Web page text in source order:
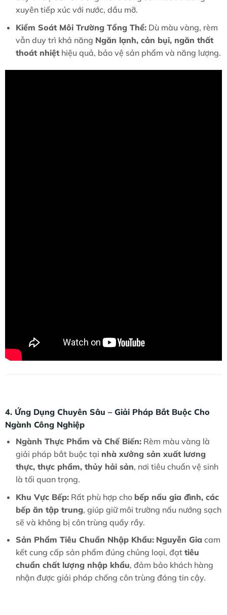
xuyên tiếp xúc với nước, dầu mỡ.
Kiểm Soát Môi Trường Tổng Thể:Dù màu vàng, rèm
vẫn duy trì khả năng Ngăn lạnh, cản bụi, ngăn thất
thoát nhiệthiệu quả, bảo vệ sản phẩm và năng lượng.
4. Ứng Dụng Chuyên Sâu – Giải Pháp Bắt Buộc Cho
Ngành Công Nghiệp
Ngành Thực Phẩm và Chế Biến:Rèm màu vàng là
giải pháp bắt buộc tại nhà xưởng sản xuất lương
thực, thực phẩm, thủy hải sản, nơi tiêu chuẩn vệ sinh
là tối quan trọng.
Khu Vực Bếp:Rất phù hợp cho bếp nấu gia đình, các
bếp ăn tập trung, giúp giữ môi trường nấu nướng sạch
sẽ và không bị côn trùng quấy rầy.
Sản Phẩm Tiêu Chuẩn Nhập Khẩu: Nguyễn Giacam
kết cung cấp sản phẩm đúng chủng loại, đạt tiêu
chuẩn chất lượng nhập khẩu, đảm bảo khách hàng
nhận được giải pháp chống côn trùng đáng tin cậy.